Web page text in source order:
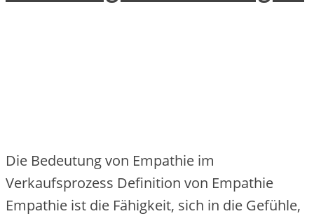
Die Bedeutung von Empathie im
Verkaufsprozess Definition von Empathie
Empathie ist die Fähigkeit, sich in die Gefühle,